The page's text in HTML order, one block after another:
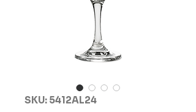
SKU: 5412AL24